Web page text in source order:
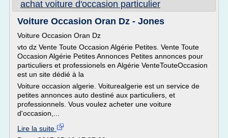
achat voiture d'occasion particulier
Voiture Occasion Oran Dz - Jones
Voiture Occasion Oran Dz
vto dz Vente Toute Occasion Algérie Petites. Vente Toute
Occasion Algérie Petites Annonces Petites annonces pour
particuliers et professionels en Algérie VenteTouteOccasion
est un site dédié à la
Voiture occasion algerie. Voiturealgerie est un service de
petites annonces auto destiné aux particuliers, et
professionnels. Vous voulez acheter une voiture
d'occasion,...
Lire la suite